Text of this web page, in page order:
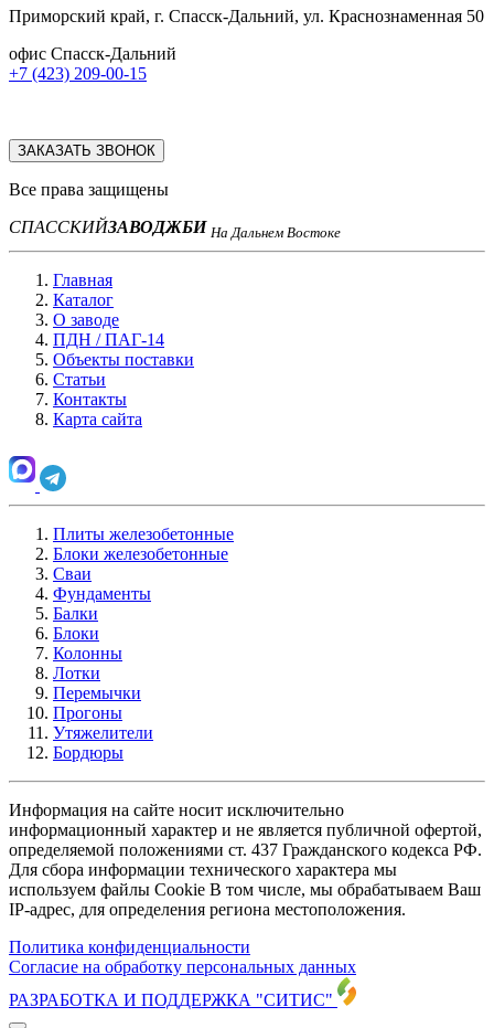
Приморский край, г. Спасск-Дальний, ул. Краснознаменная 50
офис Спасск-Дальний
+7 (423) 209-00-15
ЗАКАЗАТЬ ЗВОНОК
Все права защищены
СПАССКИЙЗАВОДЖБИ На Дальнем Востоке
Главная
Каталог
О заводе
ПДН / ПАГ-14
Объекты поставки
Статьи
Контакты
Карта сайта
Плиты железобетонные
Блоки железобетонные
Сваи
Фундаменты
Балки
Блоки
Колонны
Лотки
Перемычки
Прогоны
Утяжелители
Бордюры
Информация на сайте носит исключительно
информационный характер и не является публичной офертой,
определяемой положениями ст. 437 Гражданского кодекса РФ.
Для сбора информации технического характера мы
используем файлы Cookie В том числе, мы обрабатываем Ваш
IP-адрес, для определения региона местоположения.
Политика конфиденциальности
Согласие на обработку персональных данных
РАЗРАБОТКА И ПОДДЕРЖКА "СИТИС"